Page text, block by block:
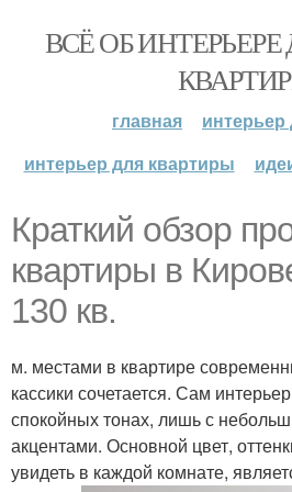
ВСЁ ОБ
главная
интерьер для квартиры
Краткий обзор
квартиры в
130 кв.
м. местами в квартире
кассики сочетается. Сам
спокойных тонах, лишь с
акцентами. Основной цвет,
увидеть в каждой комнате,